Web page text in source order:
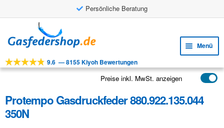
Persönliche Beratung
Navigation
springen
Inhalt
springen
Menü
Werkzeuge
Anwendungen
9.6 —8155 Kiyoh Bewertungen
Preise inkl. MwSt. anzeigen
Protempo Gasdruckfeder 880.922.135.044
350N